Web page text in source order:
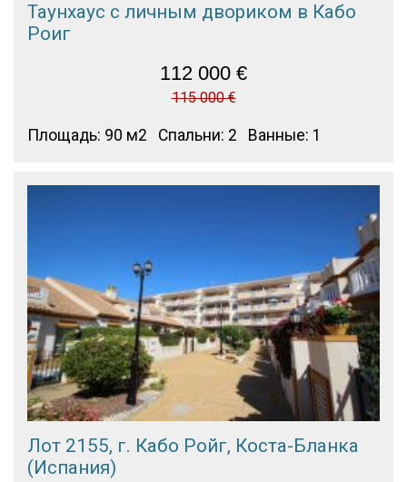
Таунхаус с личным двориком в Кабо
Роиг
112 000 €
115 000 €
Площадь: 90 м2 Спальни: 2 Ванные: 1
Лот 2155, г. Кабо Ройг, Коста-Бланка
(Испания)